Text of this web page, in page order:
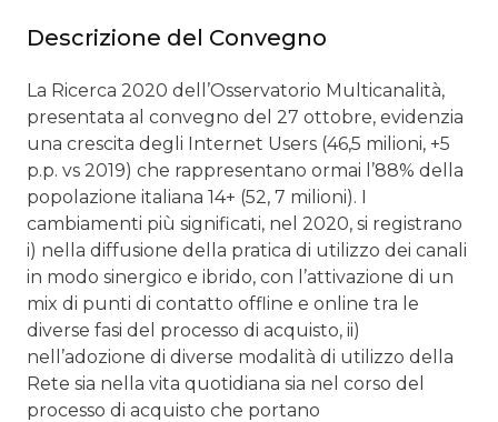
Descrizione del Convegno
La Ricerca 2020 dell’Osservatorio Multicanalità,
presentata al convegno del 27 ottobre, evidenzia
una crescita degli Internet Users (46,5 milioni, +5
p.p. vs 2019) che rappresentano ormai l’88% della
popolazione italiana 14+ (52, 7 milioni). I
cambiamenti più significati, nel 2020, si registrano
i) nella diffusione della pratica di utilizzo dei canali
in modo sinergico e ibrido, con l’attivazione di un
mix di punti di contatto offline e online tra le
diverse fasi del processo di acquisto, ii)
nell’adozione di diverse modalità di utilizzo della
Rete sia nella vita quotidiana sia nel corso del
processo di acquisto che portano